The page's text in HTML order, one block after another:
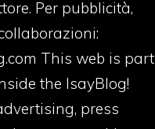
Per pubblicità,
This web is part
the IsayBlog!
press